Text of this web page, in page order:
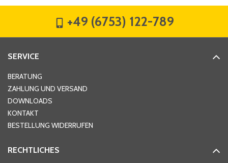
+49 (6753) 122-789
SERVICE
BERATUNG
ZAHLUNG UND VERSAND
DOWNLOADS
KONTAKT
BESTELLUNG WIDERRUFEN
RECHTLICHES